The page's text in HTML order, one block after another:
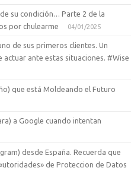
su condición… Parte 2 de la
por chulearme
04/01/2025
de sus primeros clientes. Un
ante estas situaciones. #Wise
que está Moldeando el Futuro
a Google cuando intentan
desde España. Recuerda que
de Proteccion de Datos